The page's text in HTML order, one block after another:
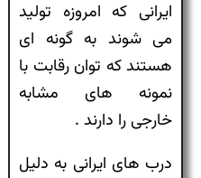
ایرانی که امروزه تولید
می شوند به گونه ای
هستند که توان رقابت با
نمونه های مشابه
خارجی را دارند .
درب های ایرانی به دلیل